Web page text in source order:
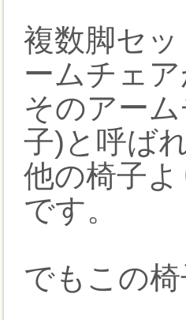
複数脚セ
ームチェ
そのアー
子)と呼ばれ
他の椅子
です。
でもこの椅